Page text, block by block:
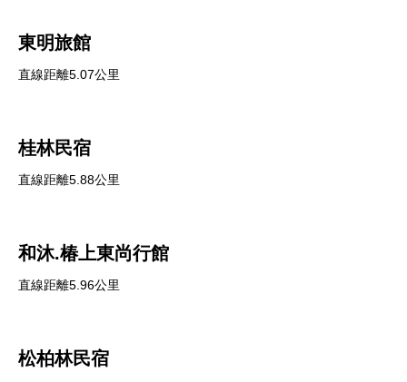
東明旅館
直線距離5.07公里
桂林民宿
直線距離5.88公里
和沐.椿上東尚行館
直線距離5.96公里
松柏林民宿